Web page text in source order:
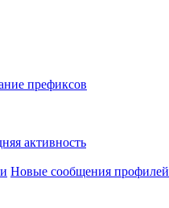
префиксов
активность
Новые сообщения профилей